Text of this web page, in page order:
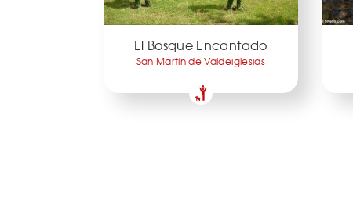
El Bosque Encantado
San Martín de Valdeiglesias